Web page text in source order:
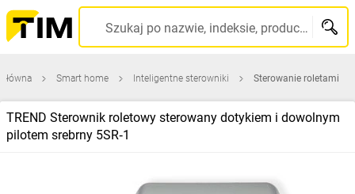
Szukaj po nazwie, indeksie, producencie, kodzie kreskowym...
Smart home Inteligentne sterowniki Sterowanie roletami
TREND Sterownik roletowy sterowany dotykiem i dowolnym
pilotem srebrny 5SR‑1